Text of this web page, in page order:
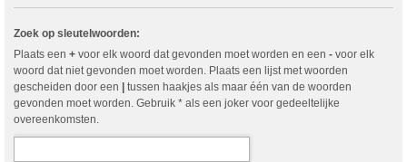
Zoek op sleutelwoorden:
Plaats een + voor elk woord dat gevonden moet worden en een - voor elk
woord dat niet gevonden moet worden. Plaats een lijst met woorden
gescheiden door een | tussen haakjes als maar één van de woorden
gevonden moet worden. Gebruik * als een joker voor gedeeltelijke
overeenkomsten.